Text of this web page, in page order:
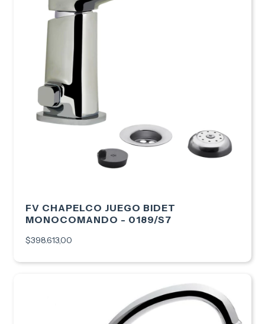
FV CHAPELCO JUEGO BIDET
MONOCOMANDO - 0189/S7
$398.613,00